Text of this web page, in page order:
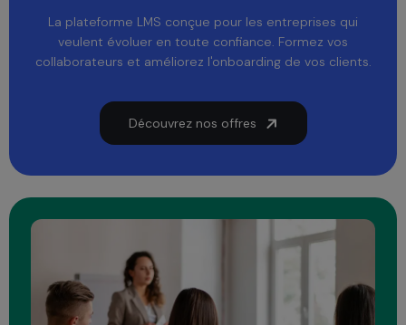
La plateforme LMS conçue pour les entreprises qui
veulent évoluer en toute confiance. Formez vos
collaborateurs et améliorez l'onboarding de vos clients.
Découvrez nos offres